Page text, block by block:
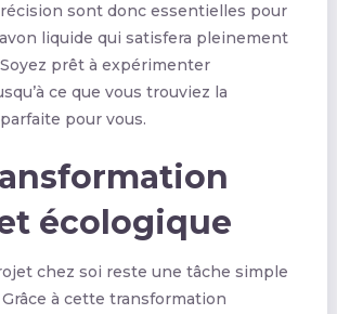
sont donc essentielles pour
liquide qui satisfera pleinement
prêt à expérimenter
ce que vous trouviez la
pour vous.
écologique
chez soi reste une tâche simple
à cette transformation